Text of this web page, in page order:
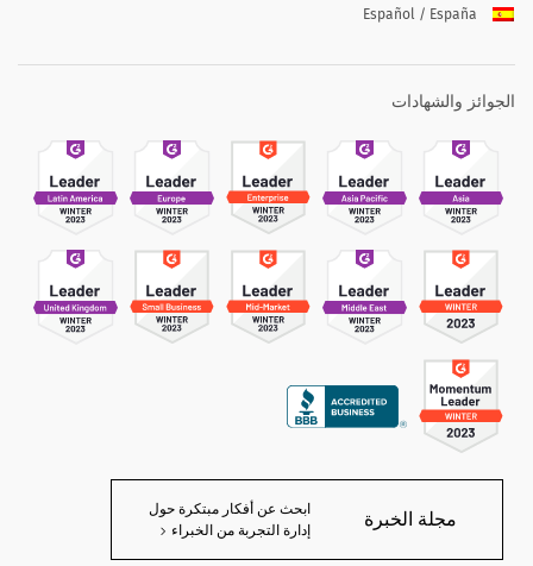
Español / España
الجوائز والشهادات
مجلة الخبرة
ابحث عن أفكار مبتكرة حول
إدارة التجربة من الخبراء